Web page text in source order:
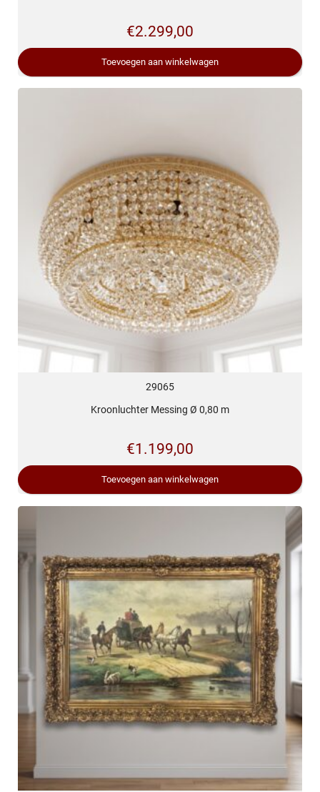
€2.299,00
Toevoegen aan winkelwagen
29065
Kroonluchter Messing Ø 0,80 m
€1.199,00
Toevoegen aan winkelwagen